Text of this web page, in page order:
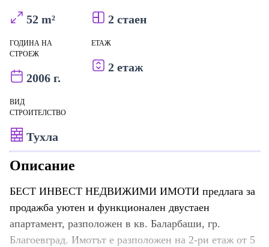
52 m² 2 стаен
ГОДИНА НА
СТРОЕЖ
2006 г.
ЕТАЖ
2 етаж
ВИД
СТРОИТЕЛСТВО
Тухла
Описание
БЕСТ ИНВЕСТ НЕДВИЖИМИ ИМОТИ предлага за
продажба уютен и функционален двустаен
апартамент, разположен в кв. Баларбаши, гр.
Благоевград. Имотът е разположен на 2-ри етаж от 5